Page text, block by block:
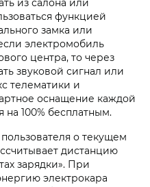
функцией
замка или
электромобиль
центра, то через
звуковой сигнал или
телематики и
оснащение каждой
на 100% бесплатным.
о текущем
дистанцию
зарядки». При
электрокара